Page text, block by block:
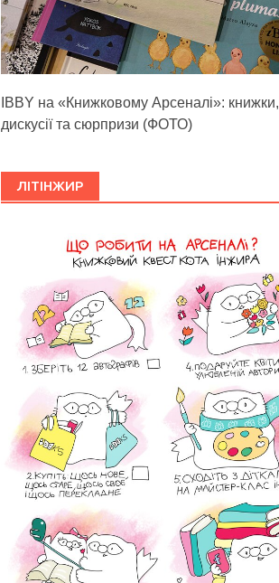
IBBY на «Книжковому Арсеналі»: книжки,
дискусії та сюрпризи (ФОТО)
ЛІТІНЖИР